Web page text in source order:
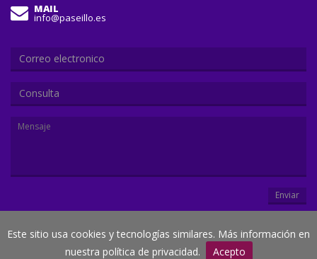
Este sitio usa cookies y tecnologías similares. Más información en
nuestra política de privacidad.
Acepto
MAIL
info@paseillo.es
Consulta
Enviar
© Paseillo.es
Creado porDuegraffic